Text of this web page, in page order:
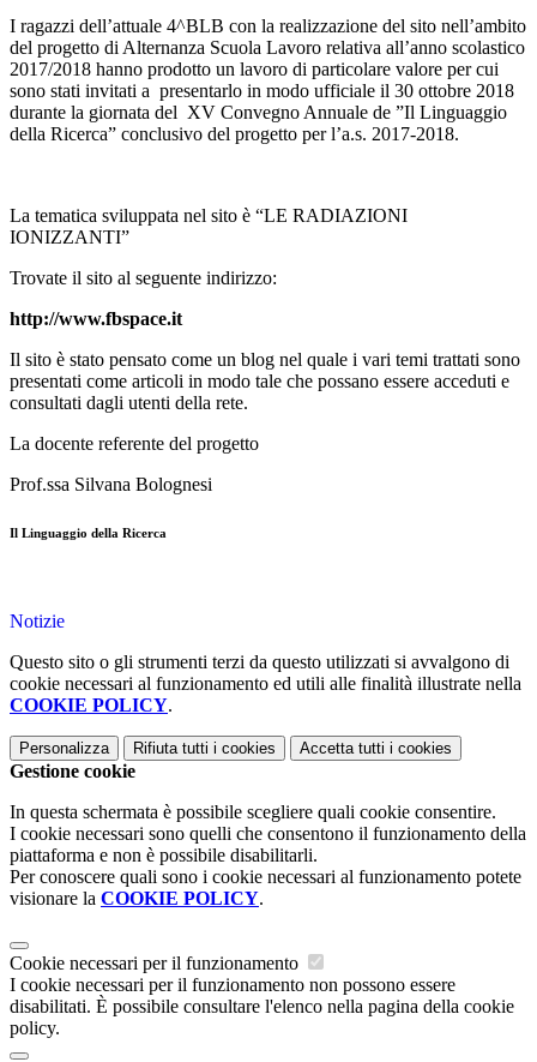
I ragazzi dell’attuale 4^BLB con la realizzazione del sito nell’ambito
del progetto di Alternanza Scuola Lavoro relativa all’anno scolastico
2017/2018 hanno prodotto un lavoro di particolare valore per cui
sono stati invitati a presentarlo in modo ufficiale il 30 ottobre 2018
durante la giornata del XV Convegno Annuale de ”Il Linguaggio
della Ricerca” conclusivo del progetto per l’a.s. 2017-2018.
La tematica sviluppata nel sito è “LE RADIAZIONI
IONIZZANTI”
Trovate il sito al seguente indirizzo:
http://www.fbspace.it
Il sito è stato pensato come un blog nel quale i vari temi trattati sono
presentati come articoli in modo tale che possano essere acceduti e
consultati dagli utenti della rete.
La docente referente del progetto
Prof.ssa Silvana Bolognesi
Il Linguaggio della Ricerca
Notizie
Questo sito o gli strumenti terzi da questo utilizzati si avvalgono di
cookie necessari al funzionamento ed utili alle finalità illustrate nella
COOKIE POLICY.
Personalizza Rifiuta tutti i cookies Accetta tutti i cookies
Gestione cookie
In questa schermata è possibile scegliere quali cookie consentire.
I cookie necessari sono quelli che consentono il funzionamento della
piattaforma e non è possibile disabilitarli.
Per conoscere quali sono i cookie necessari al funzionamento potete
visionare la COOKIE POLICY.
Cookie necessari per il funzionamento
I cookie necessari per il funzionamento non possono essere
disabilitati. È possibile consultare l'elenco nella pagina della cookie
policy.